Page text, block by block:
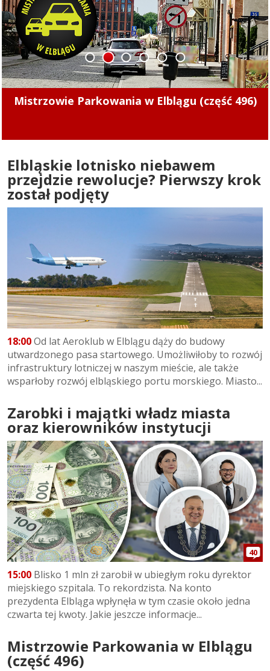
Jeż – mały heros. Apel do kierowców: Ściągnij
1 2 3 4 5 6
Elbląskie lotnisko niebawem
przejdzie rewolucje? Pierwszy krok
został podjęty
18:00Od lat Aeroklub w Elblągu dąży do budowy
utwardzonego pasa startowego. Umożliwiłoby to rozwój
infrastruktury lotniczej w naszym mieście, ale także
wsparłoby rozwój elbląskiego portu morskiego. Miasto...
Zarobki i majątki władz miasta
oraz kierowników instytucji
40
15:00 Blisko 1 mln zł zarobił w ubiegłym roku dyrektor
miejskiego szpitala. To rekordzista. Na konto
prezydenta Elbląga wpłynęła w tym czasie około jedna
czwarta tej kwoty. Jakie jeszcze informacje...
Mistrzowie Parkowania w Elblągu
(część 496)